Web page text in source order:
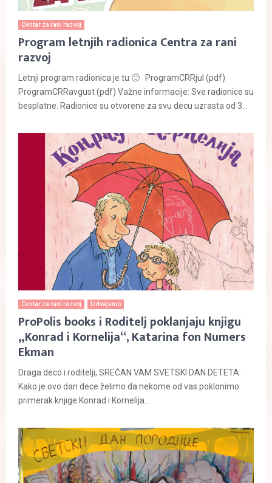
Centar za rani razvoj
Program letnjih radionica Centra za rani
razvoj
Letnji program radionica je tu 🙂 ProgramCRRjul (pdf)
ProgramCRRavgust (pdf) Važne informacije: Sve radionice su
besplatne. Radionice su otvorene za svu decu uzrasta od 3...
Centar za rani razvoj Izdvajamo
ProPolis books i Roditelj poklanjaju knjigu
„Konrad i Kornelija“, Katarina fon Numers
Ekman
Draga deco i roditelji, SREĆAN VAM SVETSKI DAN DETETA.
Kako je ovo dan dece želimo da nekome od vas poklonimo
primerak knjige Konrad i Kornelija...